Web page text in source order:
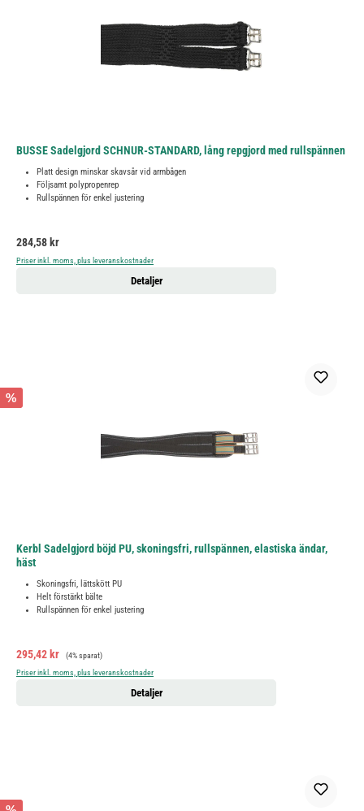
BUSSE Sadelgjord SCHNUR-STANDARD, lång repgjord med rullspännen
Platt design minskar skavsår vid armbågen
Följsamt polypropenrep
Rullspännen för enkel justering
Ordinarie pris:
284,58 kr
Priser inkl. moms, plus leveranskostnader
Detaljer
%
Kerbl Sadelgjord böjd PU, skoningsfri, rullspännen, elastiska ändar,
häst
Skoningsfri, lättskött PU
Helt förstärkt bälte
Rullspännen för enkel justering
Försäljningspris:
295,42 kr Ordinarie pris:
(4% sparat)
Priser inkl. moms, plus leveranskostnader
Detaljer